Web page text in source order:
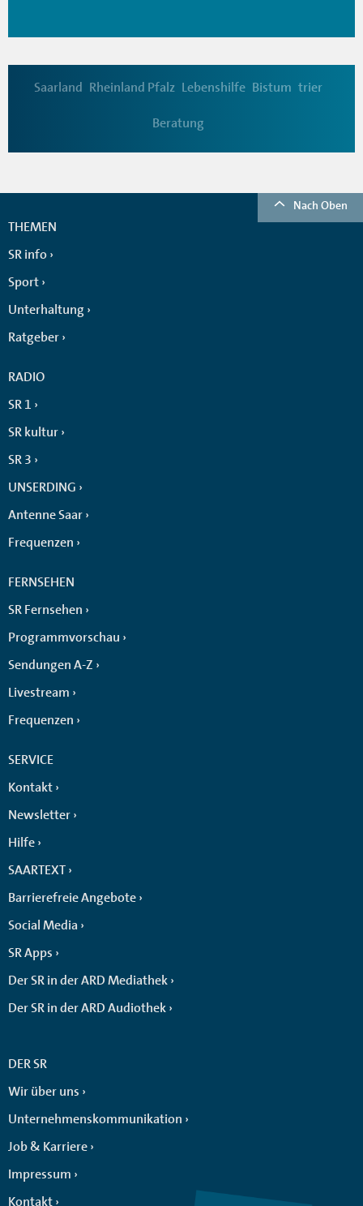
Saarland Rheinland Pfalz Lebenshilfe Bistum trier
Beratung
Nach Oben
THEMEN
SR info
Sport
Unterhaltung
Ratgeber
RADIO
SR 1
SR kultur
SR 3
UNSERDING
Antenne Saar
Frequenzen
FERNSEHEN
SR Fernsehen
Programmvorschau
Sendungen A-Z
Livestream
Frequenzen
SERVICE
Kontakt
Newsletter
Hilfe
SAARTEXT
Barrierefreie Angebote
Social Media
SR Apps
Der SR in der ARD Mediathek
Der SR in der ARD Audiothek
DER SR
Wir über uns
Unternehmenskommunikation
Job & Karriere
Impressum
Kontakt